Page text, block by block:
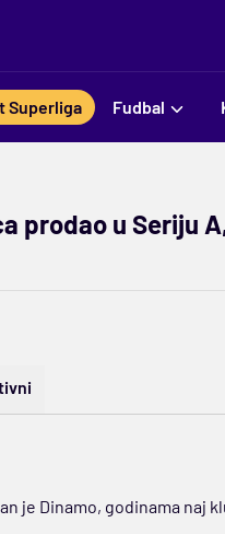
Superliga Fudbal
prodao u Seriju
je Dinamo, godinama naj